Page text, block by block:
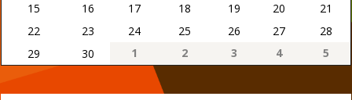
15
16 17 18 19 20
21
22
23 24 25 26 27
28
29
30 1 2 3 4 5